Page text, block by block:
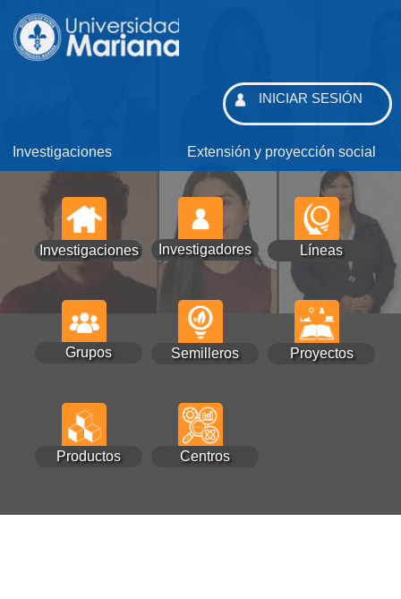
Investigaciones Extensión y proyección social
Investigaciones Investigadores Líneas
Grupos Semilleros Proyectos
Productos Centros
INICIAR SESIÓN